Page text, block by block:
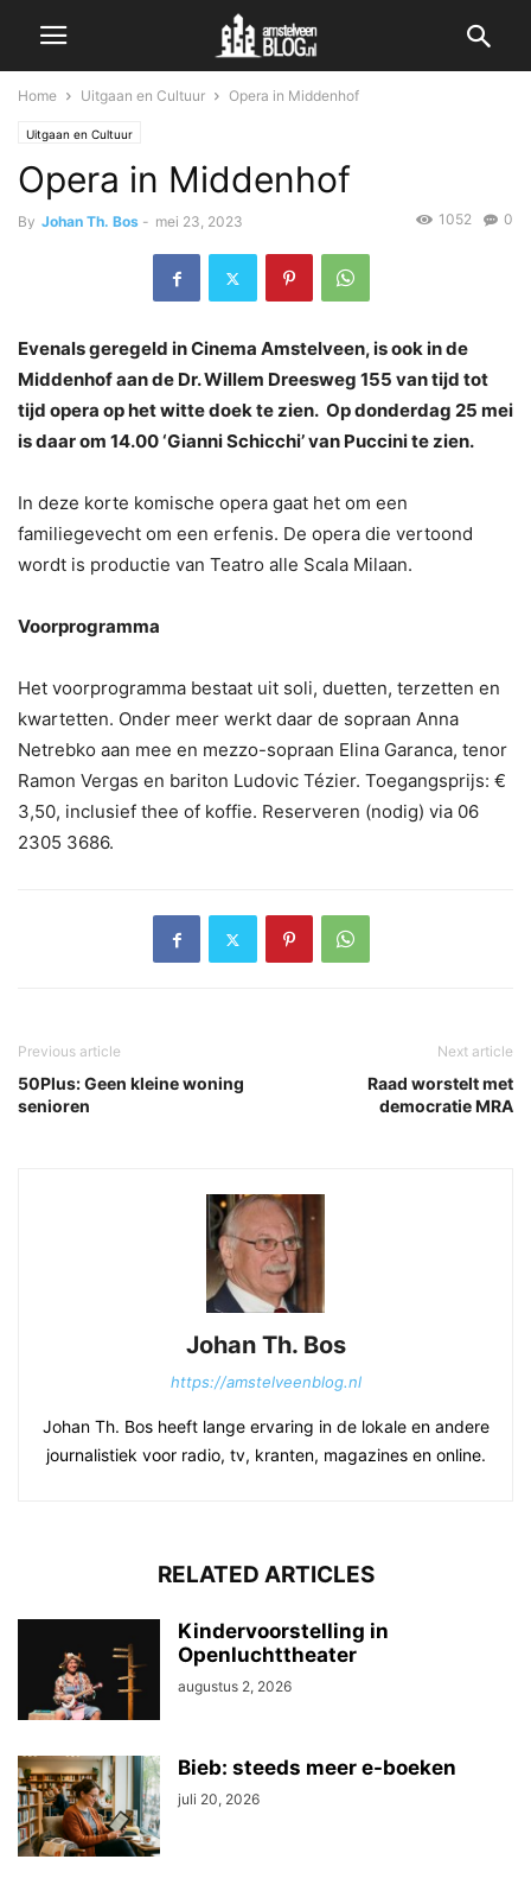
Home Uitgaan en Cultuur Opera in Middenhof
Uitgaan en Cultuur
Opera in Middenhof
By Johan Th. Bos - mei 23, 2023 0
1052
Evenals geregeld in Cinema Amstelveen, is ook in de
Middenhof aan de Dr. Willem Dreesweg 155 van tijd tot
tijd opera op het witte doek te zien. Op donderdag 25 mei
is daar om 14.00 ‘Gianni Schicchi’ van Puccini te zien.
In deze korte komische opera gaat het om een
familiegevecht om een erfenis. De opera die vertoond
wordt is productie van Teatro alle Scala Milaan.
Voorprogramma
Het voorprogramma bestaat uit soli, duetten, terzetten en
kwartetten. Onder meer werkt daar de sopraan Anna
Netrebko aan mee en mezzo-sopraan Elina Garanca, tenor
Ramon Vergas en bariton Ludovic Tézier. Toegangsprijs: €
3,50, inclusief thee of koffie. Reserveren (nodig) via 06
2305 3686.
Previous article
50Plus: Geen kleine woning
senioren
Next article
Raad worstelt met
democratie MRA
Johan Th. Bos
https://amstelveenblog.nl
Johan Th. Bos heeft lange ervaring in de lokale en andere
journalistiek voor radio, tv, kranten, magazines en online.
RELATED ARTICLES
Kindervoorstelling in
Openluchttheater
augustus 2, 2026
Bieb: steeds meer e-boeken
juli 20, 2026